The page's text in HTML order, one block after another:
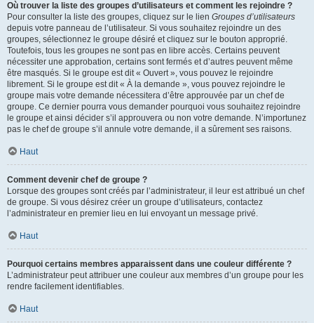
Où trouver la liste des groupes d’utilisateurs et comment les rejoindre ?
Pour consulter la liste des groupes, cliquez sur le lien Groupes d’utilisateurs
depuis votre panneau de l’utilisateur. Si vous souhaitez rejoindre un des
groupes, sélectionnez le groupe désiré et cliquez sur le bouton approprié.
Toutefois, tous les groupes ne sont pas en libre accès. Certains peuvent
nécessiter une approbation, certains sont fermés et d’autres peuvent même
être masqués. Si le groupe est dit « Ouvert », vous pouvez le rejoindre
librement. Si le groupe est dit « À la demande », vous pouvez rejoindre le
groupe mais votre demande nécessitera d’être approuvée par un chef de
groupe. Ce dernier pourra vous demander pourquoi vous souhaitez rejoindre
le groupe et ainsi décider s’il approuvera ou non votre demande. N’importunez
pas le chef de groupe s’il annule votre demande, il a sûrement ses raisons.
Haut
Comment devenir chef de groupe ?
Lorsque des groupes sont créés par l’administrateur, il leur est attribué un chef
de groupe. Si vous désirez créer un groupe d’utilisateurs, contactez
l’administrateur en premier lieu en lui envoyant un message privé.
Haut
Pourquoi certains membres apparaissent dans une couleur différente ?
L’administrateur peut attribuer une couleur aux membres d’un groupe pour les
rendre facilement identifiables.
Haut